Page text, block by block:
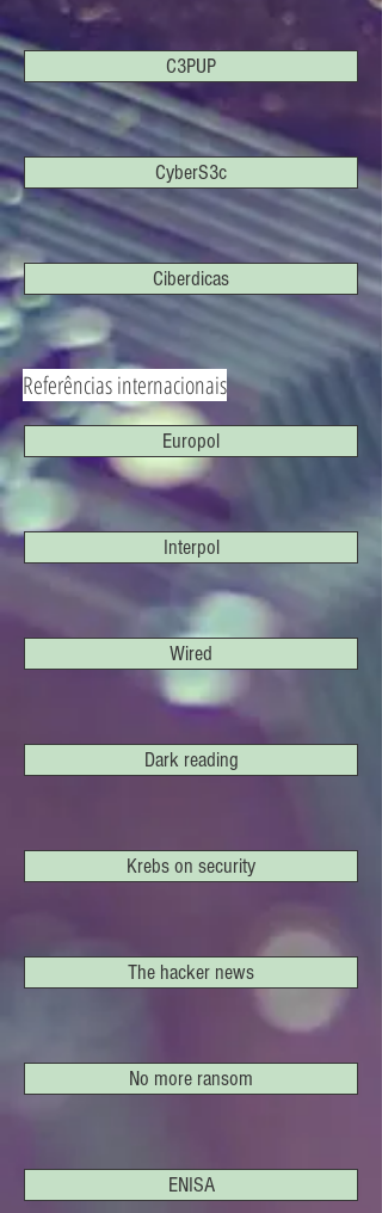
C3PUP
CyberS3c
Ciberdicas
Referências internacionais
Europol
Interpol
Wired
Dark reading
Krebs on security
The hacker news
No more ransom
ENISA